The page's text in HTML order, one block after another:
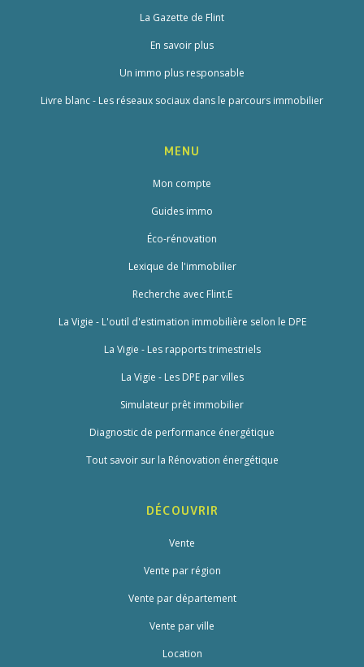
La Gazette de Flint
En savoir plus
Un immo plus responsable
Livre blanc - Les réseaux sociaux dans le parcours immobilier
MENU
Mon compte
Guides immo
Éco-rénovation
Lexique de l'immobilier
Recherche avec Flint.E
La Vigie - L'outil d'estimation immobilière selon le DPE
La Vigie - Les rapports trimestriels
La Vigie - Les DPE par villes
Simulateur prêt immobilier
Diagnostic de performance énergétique
Tout savoir sur la Rénovation énergétique
DÉCOUVRIR
Vente
Vente par région
Vente par département
Vente par ville
Location